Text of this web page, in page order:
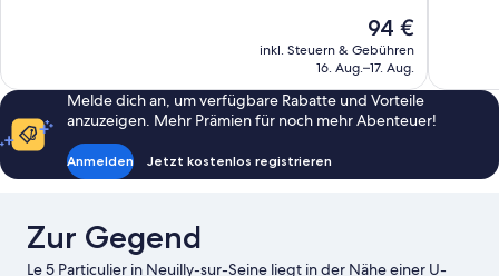
Der
Preis
beträgt
94 €
inkl. Steuern & Gebühren
16. Aug.–17. Aug.
557
Melde dich an, um verfügbare Rabatte und Vorteile
anzuzeigen. Mehr Prämien für noch mehr Abenteuer!
Anmelden Jetzt kostenlos registrieren
Zur Gegend
Le 5 Particulier in Neuilly-sur-Seine liegt in der Nähe einer U-